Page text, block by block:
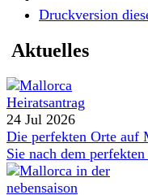
Druckversion
Aktuelles
24 Jul 2026
Die perfekten Orte auf
Sie nach dem